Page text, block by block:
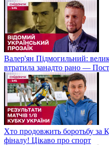
Валер'ян Підмогильний:
втратила занадто рано —
Хто продовжить боротьбу за
фіналу! Цікаво про спорт